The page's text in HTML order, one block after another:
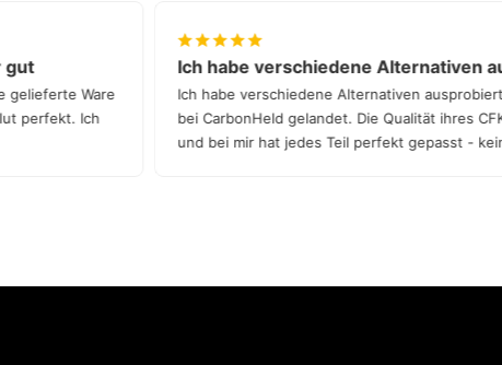
gut
die gelieferte Ware
perfekt. Ich
Ich habe verschiedene
Ich habe verschiedene Alternativen
bei CarbonHeld gelandet. Die Qualität
und bei mir hat jedes Teil perfekt gepasst